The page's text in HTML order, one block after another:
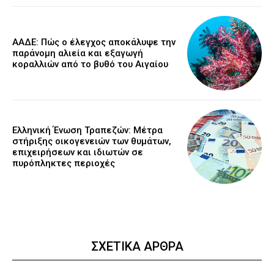
ΑΑΔΕ: Πώς ο έλεγχος αποκάλυψε την
παράνομη αλιεία και εξαγωγή
κοραλλιών από το βυθό του Αιγαίου
Ελληνική Ένωση Τραπεζών: Μέτρα
στήριξης οικογενειών των θυμάτων,
επιχειρήσεων και ιδιωτών σε
πυρόπληκτες περιοχές
ΣΧΕΤΙΚΑ ΑΡΘΡΑ